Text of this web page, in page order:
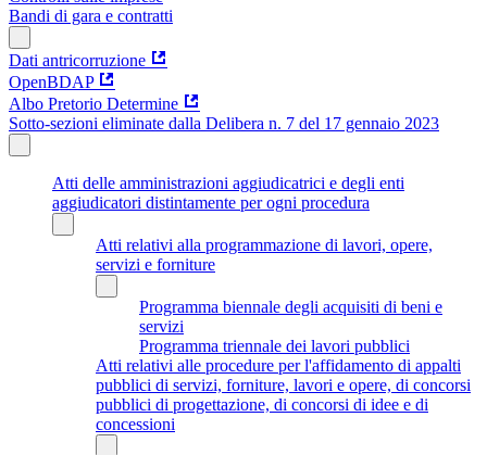
Bandi di gara e contratti
Dati antricorruzione
OpenBDAP
Albo Pretorio Determine
Sotto-sezioni eliminate dalla Delibera n. 7 del 17 gennaio 2023
Atti delle amministrazioni aggiudicatrici e degli enti
aggiudicatori distintamente per ogni procedura
Atti relativi alla programmazione di lavori, opere,
servizi e forniture
Programma biennale degli acquisiti di beni e
servizi
Programma triennale dei lavori pubblici
Atti relativi alle procedure per l'affidamento di appalti
pubblici di servizi, forniture, lavori e opere, di concorsi
pubblici di progettazione, di concorsi di idee e di
concessioni